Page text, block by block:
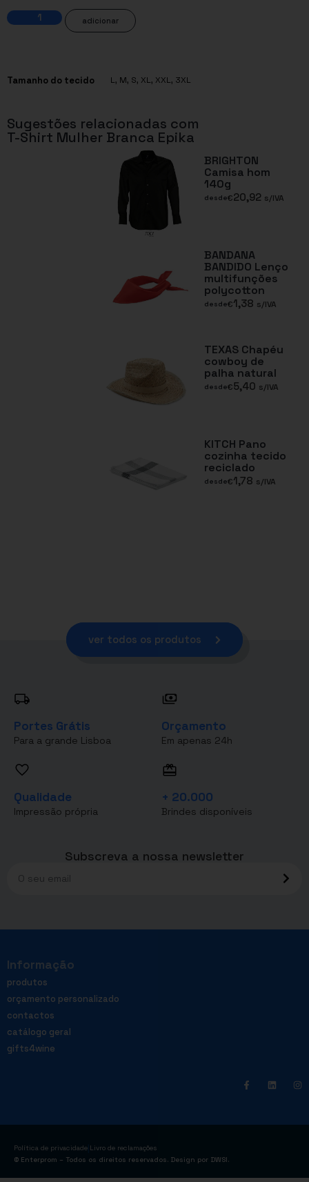
adicionar
Tamanho do tecido L, M, S, XL, XXL, 3XL
Sugestões relacionadas com
T-Shirt Mulher Branca Epika
BRIGHTON
Camisa hom
140g
desde€20,92 s/IVA
BANDANA
BANDIDO Lenço
multifunções
polycotton
desde€1,38 s/IVA
TEXAS Chapéu
cowboy de
palha natural
desde€5,40 s/IVA
KITCH Pano
cozinha tecido
reciclado
desde€1,78 s/IVA
ver todos os produtos
Portes Grátis
Para a grande Lisboa
Orçamento
Em apenas 24h
Qualidade
Impressão própria
+ 20.000
Brindes disponíveis
Subscreva a nossa newsletter
Informação
produtos
orçamento personalizado
contactos
catálogo geral
gifts4wine
Política de privacidade Livro de reclamações
© Enterprom – Todos os direitos reservados. Design por DWSI.